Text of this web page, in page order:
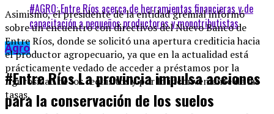
Asimismo, el presidente de la entidad gremial informó
sobre un encuentro con directivos del Nuevo Banco de
Entre Ríos, donde se solicitó una apertura crediticia hacia
el productor agropecuario, ya que en la actualidad está
prácticamente vedado de acceder a préstamos por la
rigurosidad de los requisitos y por lo inconveniente de las
tasas.
#AGRO: Entre Ríos acerca de herramientas financieras y de
capacitación a pequeños productores y monotributistas
Agro
#Entre Ríos La provincia impulsa acciones
para la conservación de los suelos